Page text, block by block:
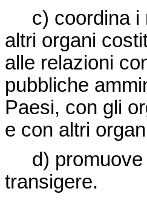
c) coordina i
altri organi
alle relazioni
pubbliche
Paesi, con gli
e con altri
d) promuove
transigere.